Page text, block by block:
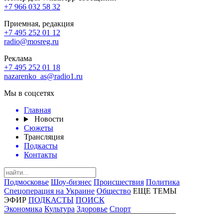
+7 966 032 58 32
Приемная, редакция
+7 495 252 01 12
radio@mosreg.ru
Реклама
+7 495 252 01 18
nazarenko_as@radio1.ru
Мы в соцсетях
Главная
Новости
Сюжеты
Трансляция
Подкасты
Контакты
Подмосковье Шоу-бизнес Происшествия Политика
Спецоперация на Украине Общество ЕЩЕ ТЕМЫ
ЭФИР ПОДКАСТЫ ПОИСК
Экономика Культура Здоровье Спорт